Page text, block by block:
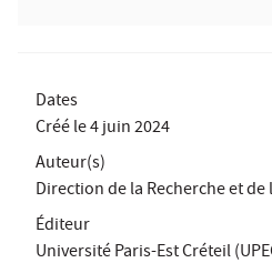
Dates
Créé le4 juin 2024
Auteur(s)
Direction de la Recherche et de
Éditeur
Université Paris-Est Créteil